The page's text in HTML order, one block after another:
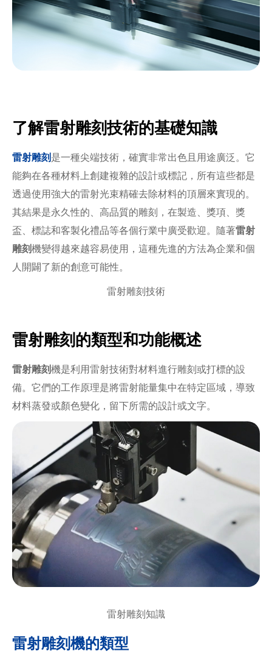
了解雷射雕刻技術的基礎知識
雷射雕刻是一種尖端技術，確實非常出色且用途廣泛。它
能夠在各種材料上創建複雜的設計或標記，所有這些都是
透過使用強大的雷射光束精確去除材料的頂層來實現的。
其結果是永久性的、高品質的雕刻，在製造、獎項、獎
盃、標誌和客製化禮品等各個行業中廣受歡迎。隨著雷射
雕刻機變得越來越容易使用，這種先進的方法為企業和個
人開闢了新的創意可能性。
雷射雕刻技術
雷射雕刻的類型和功能概述
雷射雕刻機是利用雷射技術對材料進行雕刻或打標的設
備。它們的工作原理是將雷射能量集中在特定區域，導致
材料蒸發或顏色變化，留下所需的設計或文字。
雷射雕刻知識
雷射雕刻機的類型